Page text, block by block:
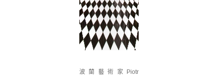
波蘭藝術家Piotr